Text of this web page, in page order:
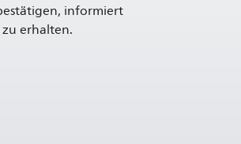
informiert
erhalten.